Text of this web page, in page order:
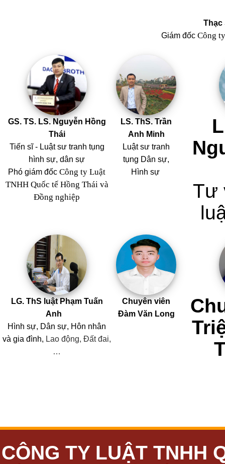
Thạc
Giám đốc Công
GS. TS. LS. Nguyễn Hồng
Thái
Tiến sĩ - Luật sư tranh tụng
hình sự, dân sự
Phó giám đốc Công ty Luật
TNHH Quốc tế Hồng Thái và
Đồng nghiệp
LS. ThS. Trần
Anh Minh
Luật sư tranh
tụng Dân sự,
Hình sự
Tư
LG. ThS luật Phạm Tuấn
Anh
Hình sự, Dân sự, Hôn nhân
và gia đình, Lao động, Đất đai,
…
Chuyên viên
Đàm Văn Long
CÔNG TY LUẬT TNHH